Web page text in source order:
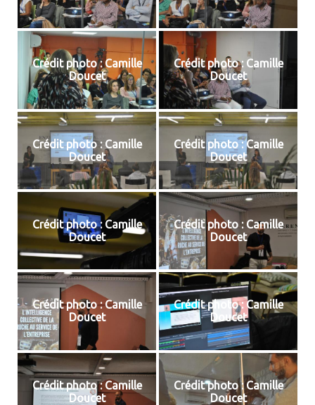
Crédit photo : Camille
Doucet
Crédit photo : Camille
Doucet
Crédit photo : Camille
Doucet
Crédit photo : Camille
Doucet
Crédit photo : Camille
Doucet
Crédit photo : Camille
Doucet
Crédit photo : Camille
Doucet
Crédit photo : Camille
Doucet
Crédit photo : Camille
Doucet
Crédit photo : Camille
Doucet